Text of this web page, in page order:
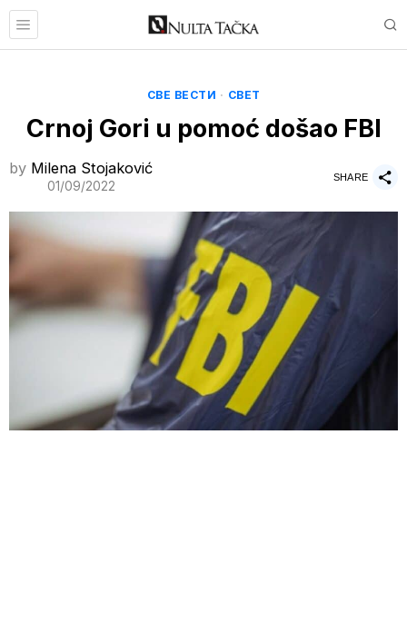
СВЕ ВЕСТИ · СВЕТ
Crnoj Gori u pomoć došao FBI
by Milena Stojaković
01/09/2022
SHARE